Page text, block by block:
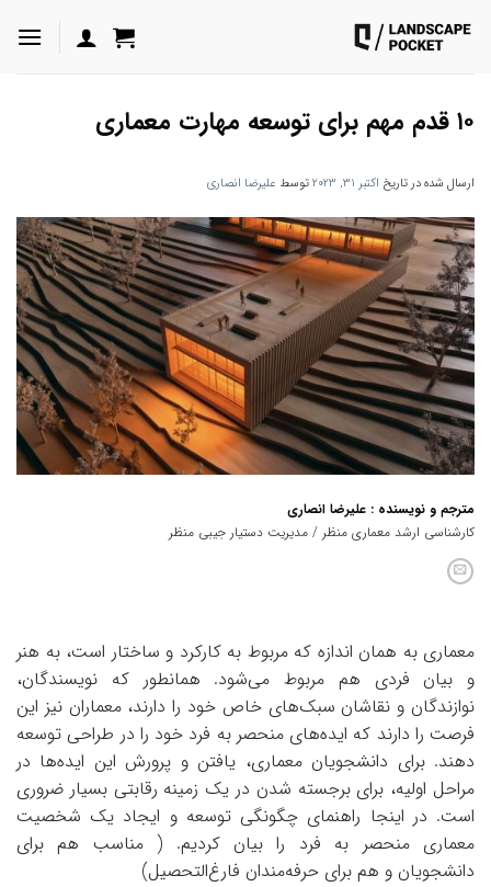
محتوا
۱۰ قدم مهم برای توسعه مهارت معماری
ارسال شده در تاریخ اکتبر 31, 2023 توسط علیرضا انصاری
مترجم و نویسنده : علیرضا انصاری
کارشناسی ارشد معماری منظر / مدیریت دستیار جیبی منظر
معماری به همان اندازه که مربوط به کارکرد و ساختار است، به هنر
و بیان فردی هم مربوط می‌شود. همانطور که نویسندگان،
نوازندگان و نقاشان سبک‌های خاص خود را دارند، معماران نیز این
فرصت را دارند که ایده‌های منحصر به فرد خود را در طراحی توسعه
دهند. برای دانشجویان معماری، یافتن و پرورش این ایده‌ها در
مراحل اولیه، برای برجسته شدن در یک زمینه رقابتی بسیار ضروری
است. در اینجا راهنمای چگونگی توسعه و ایجاد یک شخصیت
معماری منحصر به فرد را بیان کردیم. ( مناسب هم برای
دانشجویان و هم برای حرفه‌مندان فارغ‌التحصیل)